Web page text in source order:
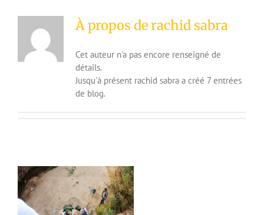
À propos derachid sabra
Cet auteur n'a pas encore renseigné de
détails.
Jusqu'à présent rachid sabra a créé 7 entrées
de blog.